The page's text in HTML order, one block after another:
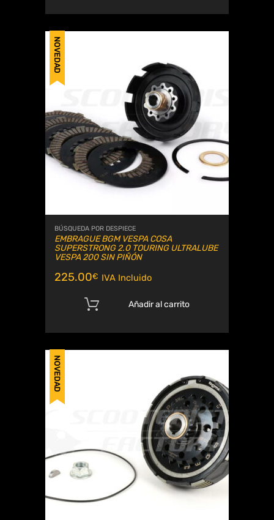
NOVEDAD
BÚSQUEDA POR DESPIECE
EMBRAGUE BGM VESPA COSA
SUPERSTRONG 2.0 TOURING ULTRALUBE
VESPA 200 SIN PIÑÓN
225.00€ IVA Incluido
Añadir al carrito
NOVEDAD